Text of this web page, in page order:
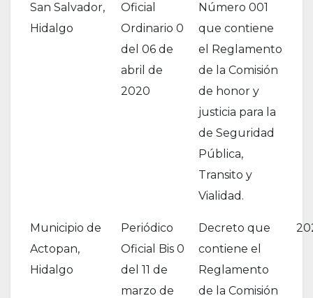
San Salvador,
Hidalgo
Oficial
Ordinario 0
del 06 de
abril de
2020
Número 001
que contiene
el Reglamento
de la Comisión
de honor y
justicia para la
de Seguridad
Pública,
Transito y
Vialidad.
Municipio de
Actopan,
Hidalgo
Periódico
Oficial Bis 0
del 11 de
marzo de
Decreto que
contiene el
Reglamento
de la Comisión